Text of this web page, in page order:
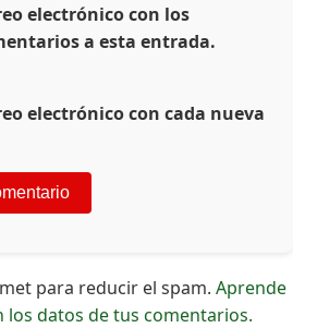
electrónico con los
a esta entrada.
electrónico con cada nueva
para reducir el spam.Aprende
los datos de tus comentarios.